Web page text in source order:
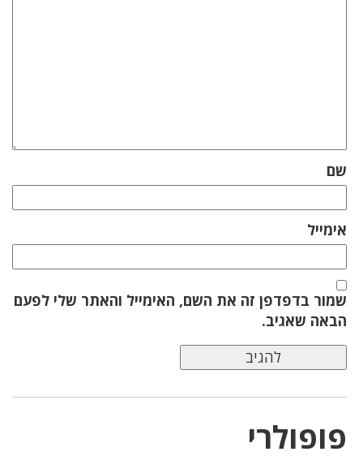
שם
אימייל
שמור בדפדפן זה את השם, האימייל והאתר שלי לפעם
הבאה שאגיב.
פופולרי